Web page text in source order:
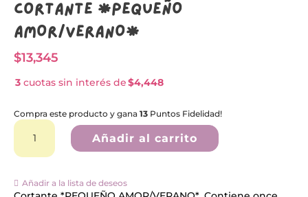
Cortante *PEQUEÑO
AMOR/VERANO*
$13,345
3 cuotas sin interés de$4,448
Compra este producto y gana13 Puntos Fidelidad!
Cortante
*PEQUEÑO
AMOR/VERANO*
cantidad
Añadir al carrito
Añadir a la lista de deseos